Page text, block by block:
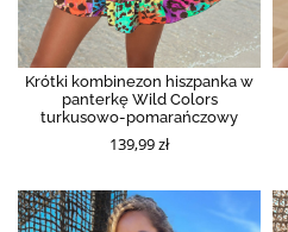
Krótki kombinezon hiszpanka w
panterkę Wild Colors
turkusowo-pomarańczowy
139,99 zł